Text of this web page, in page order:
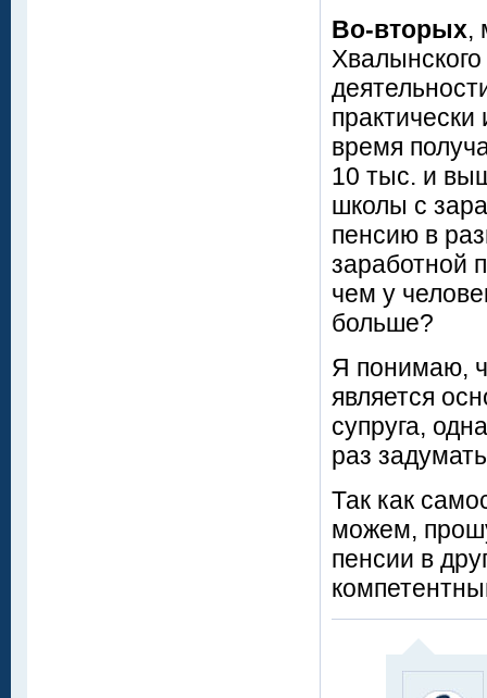
Во-вторых,
время
10 тыс. и
школы с
пенсию в
заработной
чем у
больше?
Я понимаю,
является
супруга,
раз
Так как
можем,
пенсии в